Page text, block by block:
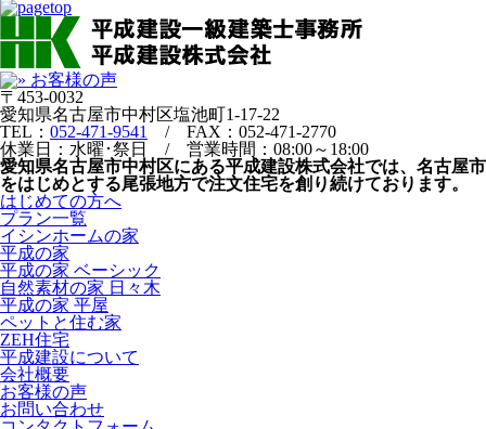
〒453-0032
愛知県名古屋市中村区塩池町1-17-22
TEL： 052-471-9541
/ FAX：052-471-2770
休業日：水曜･祭日 / 営業時間：08:00～18:00
愛知県名古屋市中村区にある平成建設株式会社では、名古屋市
をはじめとする尾張地方で注文住宅を創り続けております。
はじめての方へ
プラン一覧
イシンホームの家
平成の家
平成の家 ベーシック
自然素材の家 日々木
平成の家 平屋
ペットと住む家
ZEH住宅
平成建設について
会社概要
お客様の声
お問い合わせ